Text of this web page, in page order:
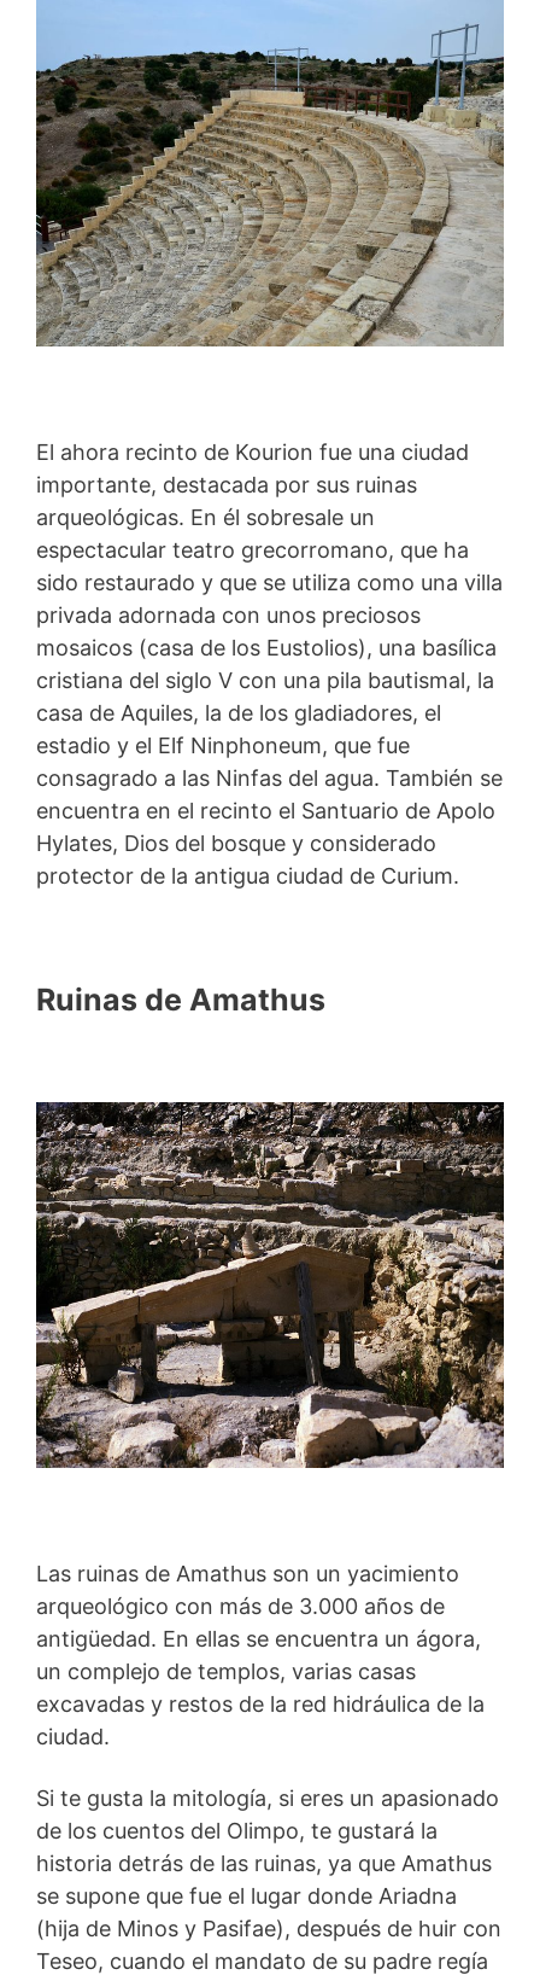
El ahora recinto de Kourion fue una ciudad
importante, destacada por sus ruinas
arqueológicas. En él sobresale un
espectacular teatro grecorromano, que ha
sido restaurado y que se utiliza como una villa
privada adornada con unos preciosos
mosaicos (casa de los Eustolios), una basílica
cristiana del siglo V con una pila bautismal, la
casa de Aquiles, la de los gladiadores, el
estadio y el Elf Ninphoneum, que fue
consagrado a las Ninfas del agua. También se
encuentra en el recinto el Santuario de Apolo
Hylates, Dios del bosque y considerado
protector de la antigua ciudad de Curium.
Ruinas de Amathus
Las ruinas de Amathus son un yacimiento
arqueológico con más de 3.000 años de
antigüedad. En ellas se encuentra un ágora,
un complejo de templos, varias casas
excavadas y restos de la red hidráulica de la
ciudad.
Si te gusta la mitología, si eres un apasionado
de los cuentos del Olimpo, te gustará la
historia detrás de las ruinas, ya que Amathus
se supone que fue el lugar donde Ariadna
(hija de Minos y Pasifae), después de huir con
Teseo, cuando el mandato de su padre regía